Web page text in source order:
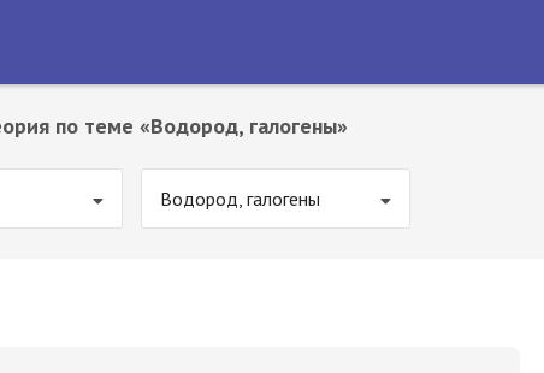
по теме «Водород, галогены»
Водород, галогены